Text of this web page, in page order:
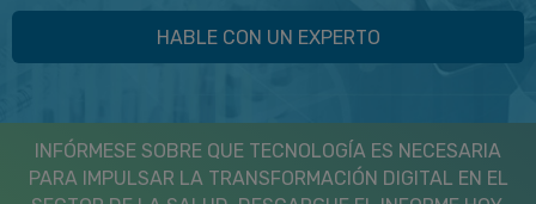
HABLE CON UN EXPERTO
INFÓRMESE SOBRE QUE TECNOLOGÍA ES NECESARIA
PARA IMPULSAR LA TRANSFORMACIÓN DIGITAL EN EL